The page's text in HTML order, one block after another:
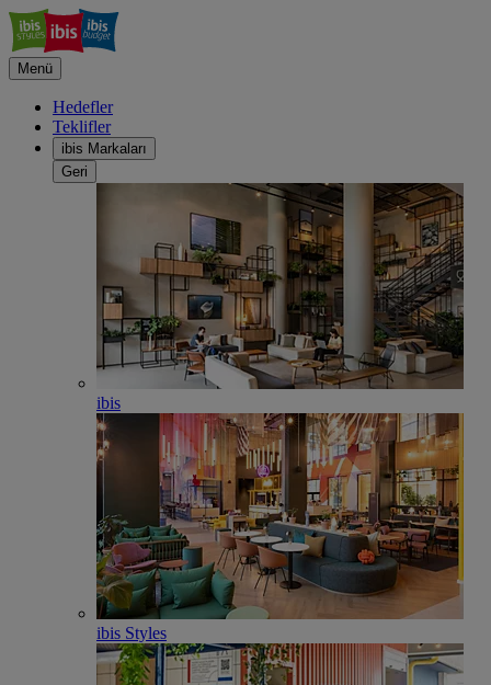
Menü
Hedefler
Teklifler
ibis Markaları
Geri
ibis
ibis Styles